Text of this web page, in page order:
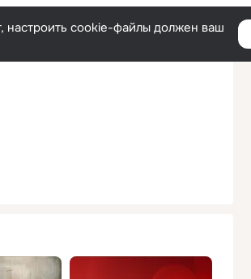
Русский
настроить cookie-файлы должен ваш